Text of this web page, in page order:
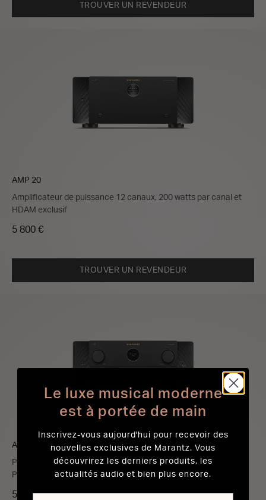
TROUVER UN REVENDEUR
AMP 20
Amplificateur de puissance 12 canaux, 200 watts par canal et
HDAM exclusif
5 800 €
TROUVER UN REVENDEUR
AV 20
Préamplificateur AV Référence 13.4 symétrique à 2 canaux
Powered by HEOS™
5 800 €
Le luxe musical moderne
est à portée de main
Inscrivez-vous aujourd'hui pour recevoir des
nouvelles exclusives de Marantz. Vous
découvrirez les derniers produits, les
actualités audio et bien plus encore.